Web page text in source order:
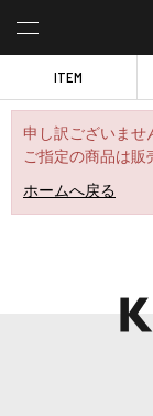
ITEM
申し訳ございませ
ご指定の商品は販
ホームへ戻る